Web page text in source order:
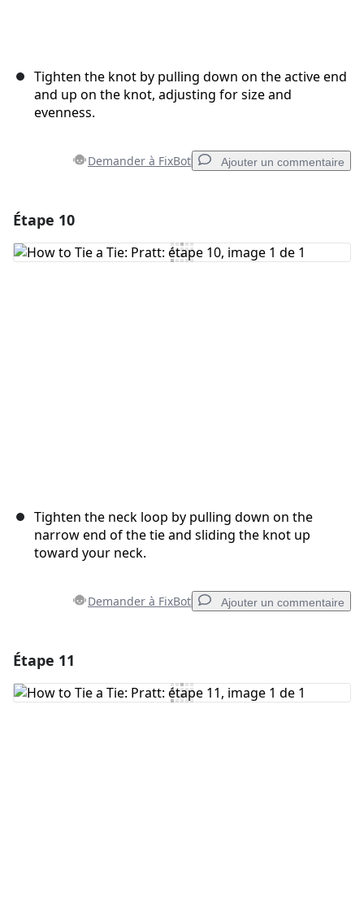
Tighten the knot by pulling down on the active end
and up on the knot, adjusting for size and
evenness.
Demander à FixBot Ajouter un commentaire
Ajouter un commentaire
Étape 10
Tighten the neck loop by pulling down on the
narrow end of the tie and sliding the knot up
toward your neck.
Demander à FixBot Ajouter un commentaire
Ajouter un commentaire
Étape 11